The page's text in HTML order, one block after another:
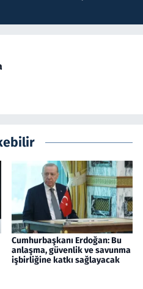
Cumhurbaşkanı Erdoğan: Bu
anlaşma, güvenlik ve savunma
işbirliğine katkı sağlayacak